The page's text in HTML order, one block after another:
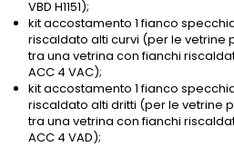
VBD H1151);
kit accostamento 1 fianco
riscaldato alti curvi (per le vetrine
tra una vetrina con fianchi
ACC 4 VAC);
kit accostamento 1 fianco
riscaldato alti dritti (per le vetrine
tra una vetrina con fianchi
ACC 4 VAD);